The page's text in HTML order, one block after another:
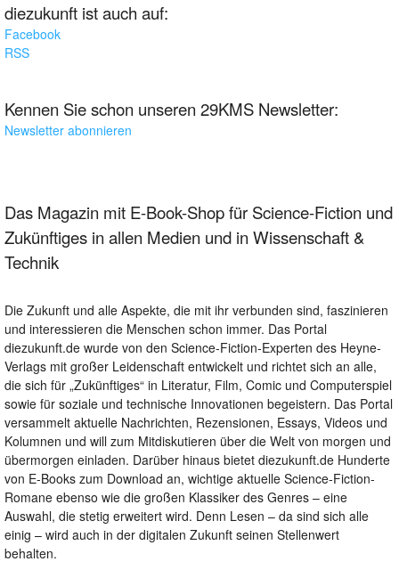
diezukunft ist auch auf:
Facebook
RSS
Kennen Sie schon unseren 29KMS Newsletter:
Newsletter abonnieren
Das Magazin mit E-Book-Shop für Science-Fiction und
Zukünftiges in allen Medien und in Wissenschaft &
Technik
Die Zukunft und alle Aspekte, die mit ihr verbunden sind, faszinieren
und interessieren die Menschen schon immer. Das Portal
diezukunft.de wurde von den Science-Fiction-Experten des Heyne-
Verlags mit großer Leidenschaft entwickelt und richtet sich an alle,
die sich für „Zukünftiges“ in Literatur, Film, Comic und Computerspiel
sowie für soziale und technische Innovationen begeistern. Das Portal
versammelt aktuelle Nachrichten, Rezensionen, Essays, Videos und
Kolumnen und will zum Mitdiskutieren über die Welt von morgen und
übermorgen einladen. Darüber hinaus bietet diezukunft.de Hunderte
von E-Books zum Download an, wichtige aktuelle Science-Fiction-
Romane ebenso wie die großen Klassiker des Genres – eine
Auswahl, die stetig erweitert wird. Denn Lesen – da sind sich alle
einig – wird auch in der digitalen Zukunft seinen Stellenwert
behalten.